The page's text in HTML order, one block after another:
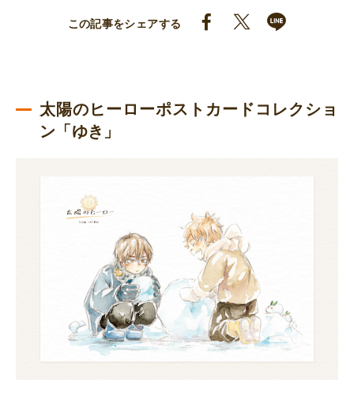
個
この記事をシェアする
太陽のヒーローポストカードコレクショ
ン「ゆき」